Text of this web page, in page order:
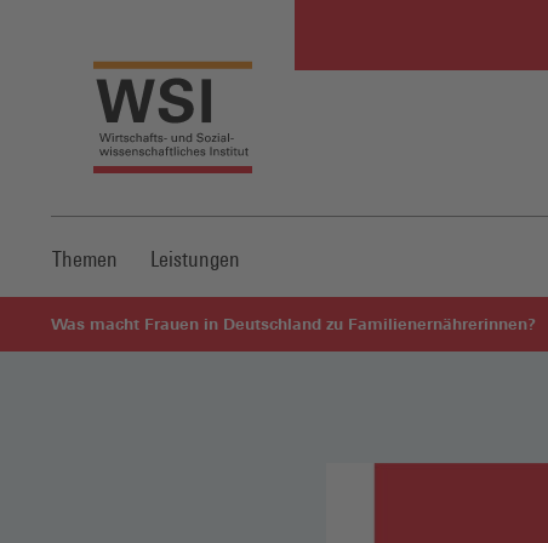
Themen Leistungen
Was macht Frauen in Deutschland zu Familienernährerinnen?